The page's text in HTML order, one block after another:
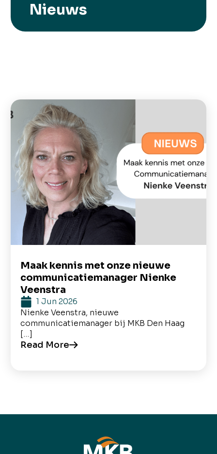
Nieuws
Maak kennis met onze nieuwe
communicatiemanager Nienke
Veenstra
1 Jun 2026
Nienke Veenstra, nieuwe
communicatiemanager bij MKB Den Haag
[…]
Read More